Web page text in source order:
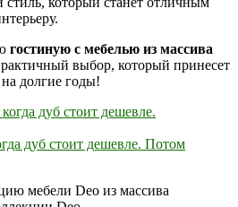
гостиную с мебелью из массива
выбор, который принесет
долгие годы!
дуб стоит дешевле. Потом